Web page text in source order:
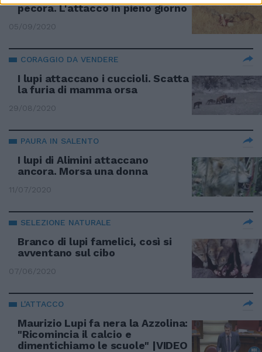
pecora. L'attacco in pieno giorno
05/09/2020
CORAGGIO DA VENDERE
I lupi attaccano i cuccioli. Scatta
la furia di mamma orsa
29/08/2020
PAURA IN SALENTO
I lupi di Alimini attaccano
ancora. Morsa una donna
11/07/2020
SELEZIONE NATURALE
Branco di lupi famelici, così si
avventano sul cibo
07/06/2020
L'ATTACCO
Maurizio Lupi fa nera la Azzolina:
"Ricomincia il calcio e
dimentichiamo le scuole" |VIDEO